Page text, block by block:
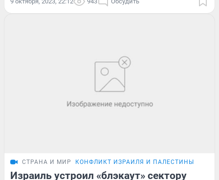
СТРАНА И МИР КОНФЛИКТ ИЗРАИЛЯ И ПАЛЕСТИНЫ
Израиль устроил «блэкаут» сектору